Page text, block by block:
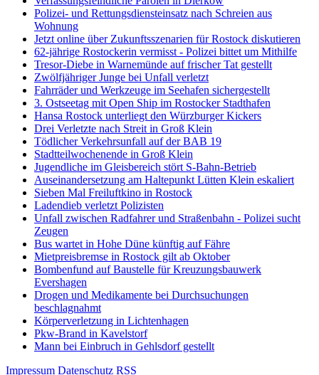
Polizei- und Rettungsdiensteinsatz nach Schreien aus
Wohnung
Jetzt online über Zukunftsszenarien für Rostock diskutieren
62-jährige Rostockerin vermisst - Polizei bittet um Mithilfe
Tresor-Diebe in Warnemünde auf frischer Tat gestellt
Zwölfjähriger Junge bei Unfall verletzt
Fahrräder und Werkzeuge im Seehafen sichergestellt
3. Ostseetag mit Open Ship im Rostocker Stadthafen
Hansa Rostock unterliegt den Würzburger Kickers
Drei Verletzte nach Streit in Groß Klein
Tödlicher Verkehrsunfall auf der BAB 19
Stadtteilwochenende in Groß Klein
Jugendliche im Gleisbereich stört S-Bahn-Betrieb
Auseinandersetzung am Haltepunkt Lütten Klein eskaliert
Sieben Mal Freiluftkino in Rostock
Ladendieb verletzt Polizisten
Unfall zwischen Radfahrer und Straßenbahn - Polizei sucht
Zeugen
Bus wartet in Hohe Düne künftig auf Fähre
Mietpreisbremse in Rostock gilt ab Oktober
Bombenfund auf Baustelle für Kreuzungsbauwerk
Evershagen
Drogen und Medikamente bei Durchsuchungen
beschlagnahmt
Körperverletzung in Lichtenhagen
Pkw-Brand in Kavelstorf
Mann bei Einbruch in Gehlsdorf gestellt
Impressum Datenschutz RSS